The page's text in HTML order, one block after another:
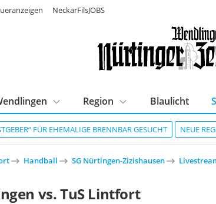
FÜR EHEMALIGE BRENNBAR GESUCHT NEUE
Region Blaulicht
NeckarFilsJOBS
Handball SG Nürtingen-Zizishausen
vs. TuS Lintfort